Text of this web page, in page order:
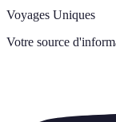
Voyages Uniques
Votre source